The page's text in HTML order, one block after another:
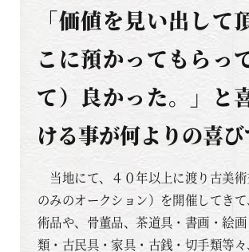
「価値を見い出して
こに預かってもらっ
て）良かった。」と
ける事が何よりの喜び
当地にて、４０年以上に渡り古美
のみのオークション）を開催してき
術品や、骨董品、茶道具・書画・絵
類・古民具・家具・古銭・切手類等